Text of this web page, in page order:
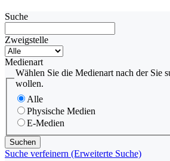
Suche
Zweigstelle
Medienart
Wählen Sie die Medienart nach der Sie
wollen.
Alle
Physische Medien
E-Medien
Suche verfeinern (Erweiterte Suche)